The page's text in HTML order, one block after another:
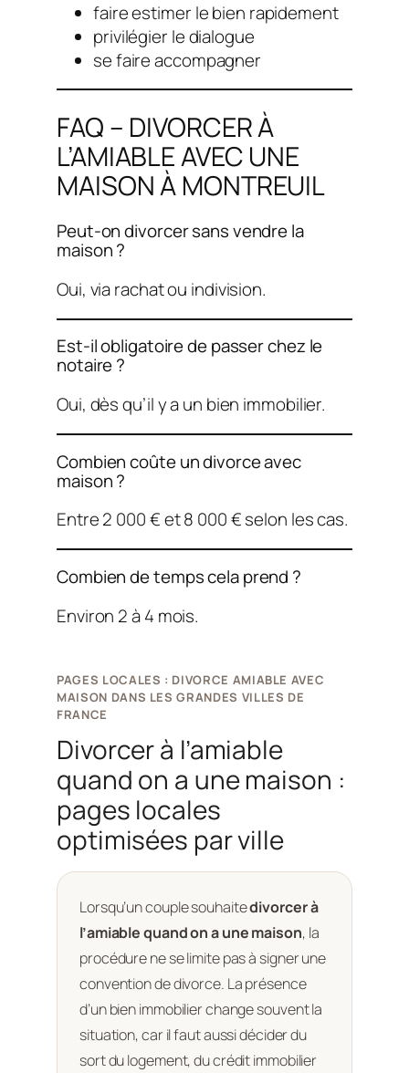
faire estimer le bien rapidement
privilégier le dialogue
se faire accompagner
FAQ – DIVORCER À
L’AMIABLE AVEC UNE
MAISON À MONTREUIL
Peut-on divorcer sans vendre la
maison ?
Oui, via rachat ou indivision.
Est-il obligatoire de passer chez le
notaire ?
Oui, dès qu’il y a un bien immobilier.
Combien coûte un divorce avec
maison ?
Entre 2 000 € et 8 000 € selon les cas.
Combien de temps cela prend ?
Environ 2 à 4 mois.
PAGES LOCALES : DIVORCE AMIABLE AVEC
MAISON DANS LES GRANDES VILLES DE
FRANCE
Divorcer à l’amiable
quand on a une maison :
pages locales
optimisées par ville
Lorsqu’un couple souhaitedivorcer à
l’amiable quand on a une maison, la
procédure ne se limite pas à signer une
convention de divorce. La présence
d’un bien immobilier change souvent la
situation, car il faut aussi décider du
sort du logement, du crédit immobilier